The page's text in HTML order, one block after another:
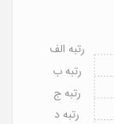
رتبه د
رتبه ج
رتبه ب
رتبه الف